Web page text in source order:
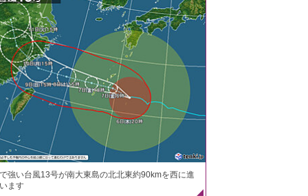
強い台風13号が南大東島の北北東約90kmを西に進
ます